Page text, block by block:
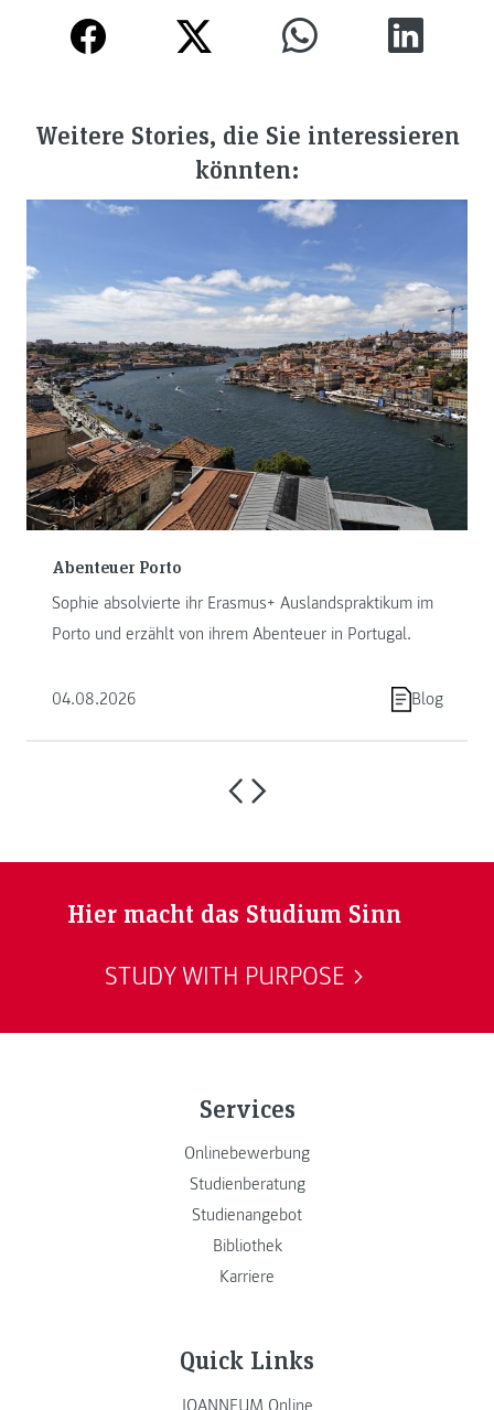
Weitere Stories, die Sie interessieren
könnten:
Abenteuer Porto
Sophie absolvierte ihr Erasmus+ Auslandspraktikum im
Porto und erzählt von ihrem Abenteuer in Portugal.
04.08.2026 Blog
Hier macht das Studium Sinn
STUDY WITH PURPOSE
Services
Onlinebewerbung
Studienberatung
Studienangebot
Bibliothek
Karriere
Quick Links